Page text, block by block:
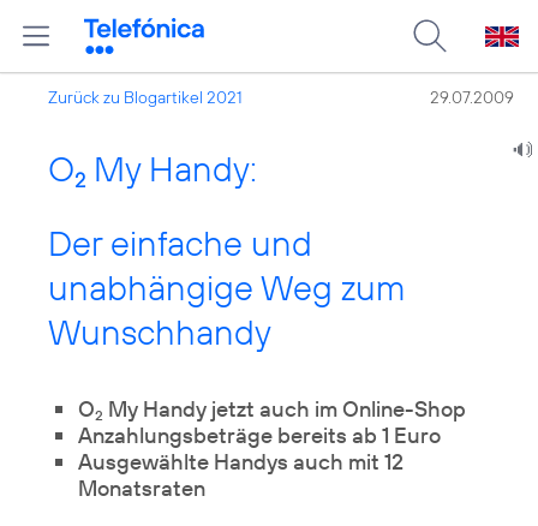
Zurück zu Blogartikel 2021 29.07.2009
O2 My Handy:
Der einfache und
unabhängige Weg zum
Wunschhandy
O2 My Handy jetzt auch im Online-Shop
Anzahlungsbeträge bereits ab 1 Euro
Ausgewählte Handys auch mit 12
Monatsraten